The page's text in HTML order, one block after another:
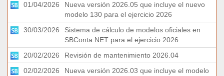
01/04/2026
Nueva versión 2026.05 que incluye el nuevo
modelo 130 para el ejercicio 2026
30/03/2026
Sistema de cálculo de modelos oficiales en
SBConta.NET para el ejercicio 2026
20/02/2026
Revisión de mantenimiento 2026.04
02/02/2026
Nueva versión 2026.03 que incluye el modelo